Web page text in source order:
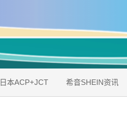
日本ACP+JCT 希音SHEIN资讯